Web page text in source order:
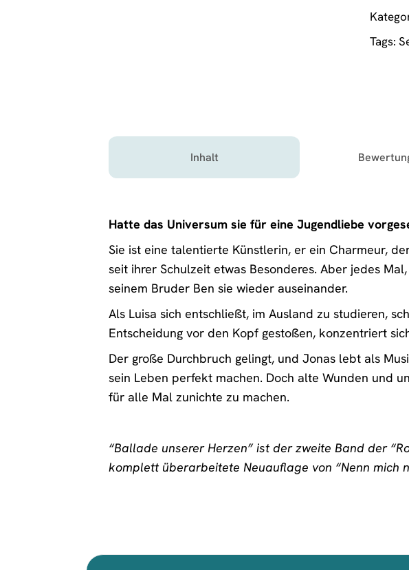
Tags:
Inhalt
Hatte das Universum sie für eine Jugendliebe
Sie ist eine talentierte Künstlerin, er ein Charmeur,
seit ihrer Schulzeit etwas Besonderes. Aber jedes
seinem Bruder Ben sie wieder auseinander.
Als Luisa sich entschließt, im Ausland zu studieren,
Entscheidung vor den Kopf gestoßen, konzentriert
Der große Durchbruch gelingt, und Jonas lebt als
sein Leben perfekt machen. Doch alte Wunden und
für alle Mal zunichte zu machen.
“Ballade unserer Herzen” ist der zweite Band der
komplett überarbeitete Neuauflage von “Nenn mich